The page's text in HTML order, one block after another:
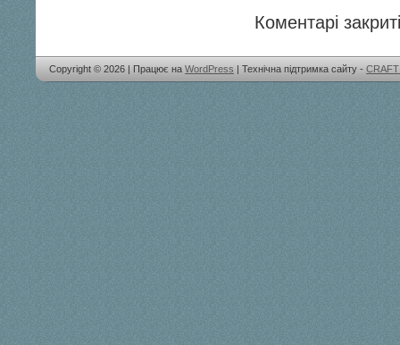
Коментарі
Copyright © 2026 | Працює на WordPress | Технічна підтримка сайту -